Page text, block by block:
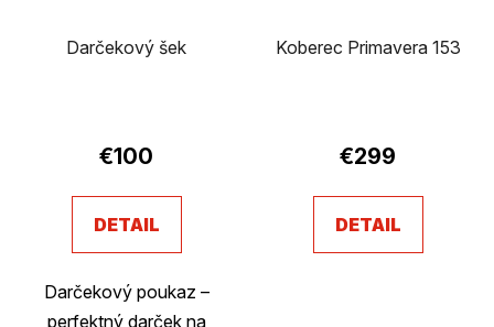
Darčekový šek
€100
DETAIL
Darčekový poukaz –
perfektný darček na
Koberec Primavera 153
hodnotenie
je
2,9
€299
DETAIL